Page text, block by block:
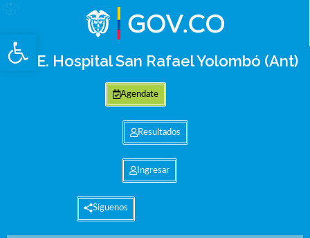
Abrir barra de herramientas
E.S.E. Hospital San Rafael Yolombó (Ant)
Agendate
Resultados
Ingresar
Síguenos